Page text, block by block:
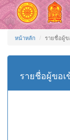
หน้าหลัก รายชื่อผู้
รายชื่อผู้ขอ